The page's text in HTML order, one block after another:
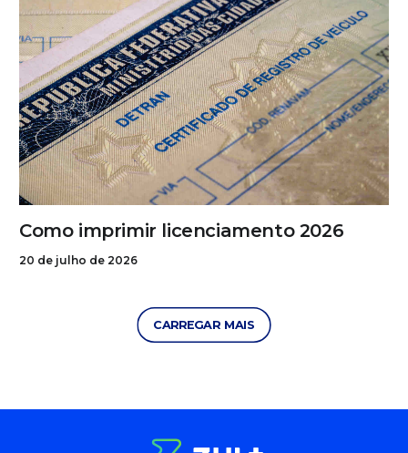
Como imprimir licenciamento 2026
20 de julho de 2026
CARREGAR MAIS